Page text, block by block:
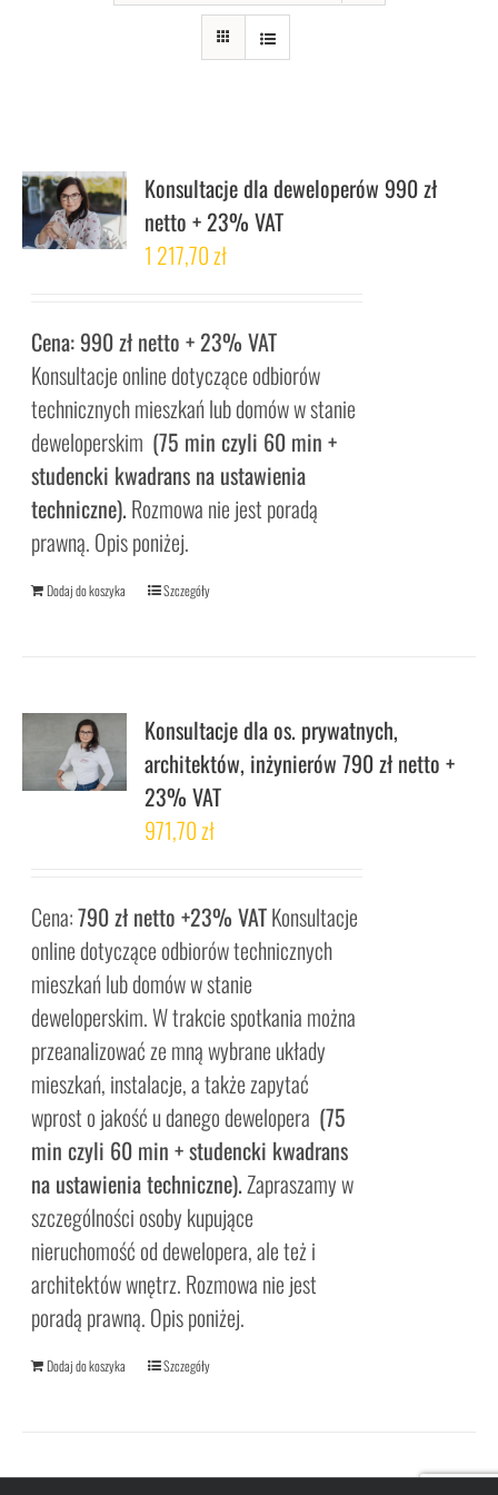
Konsultacje dla deweloperów 990 zł
netto + 23% VAT
1 217,70zł
Cena: 990 zł netto + 23% VAT
Konsultacje online dotyczące odbiorów
technicznych mieszkań lub domów w stanie
deweloperskim (75 min czyli 60 min +
studencki kwadrans na ustawienia
techniczne). Rozmowa nie jest poradą
prawną. Opis poniżej.
Dodaj do koszyka Szczegóły
Konsultacje dla os. prywatnych,
architektów, inżynierów 790 zł netto +
23% VAT
971,70zł
Cena:790 zł netto +23% VATKonsultacje
online dotyczące odbiorów technicznych
mieszkań lub domów w stanie
deweloperskim. W trakcie spotkania można
przeanalizować ze mną wybrane układy
mieszkań, instalacje, a także zapytać
wprost o jakość u danego dewelopera (75
min czyli 60 min + studencki kwadrans
na ustawienia techniczne).Zapraszamy w
szczególności osoby kupujące
nieruchomość od dewelopera, ale też i
architektów wnętrz. Rozmowa nie jest
poradą prawną. Opis poniżej.
Dodaj do koszyka Szczegóły